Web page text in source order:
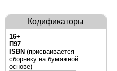
Кодификаторы
16+
П97
ISBN (присваивается
сборнику на бумажной
основе)